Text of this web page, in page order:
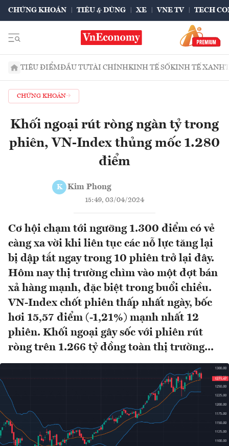
CHỨNG KHOÁN TIÊU & DÙNG XE VNE TV TECH
TIÊU ĐIỂMĐẦU TƯTÀI CHÍNHKINH TẾ SỐKINH TẾ XANH
CHỨNG KHOÁN
Khối ngoại rút ròng ngàn tỷ trong
phiên, VN-Index thủng mốc 1.280
điểm
K Kim Phong
15:49, 03/04/2024
Cơ hội chạm tới ngưỡng 1.300 điểm có vẻ
càng xa vời khi liên tục các nỗ lực tăng lại
bị dập tắt ngay trong 10 phiên trở lại đây.
Hôm nay thị trường chìm vào một đợt bán
xả hàng mạnh, đặc biệt trong buổi chiều.
VN-Index chốt phiên thấp nhất ngày, bốc
hơi 15,57 điểm (-1,21%) mạnh nhất 12
phiên. Khối ngoại gây sốc với phiên rút
ròng trên 1.266 tỷ đồng toàn thị trường...